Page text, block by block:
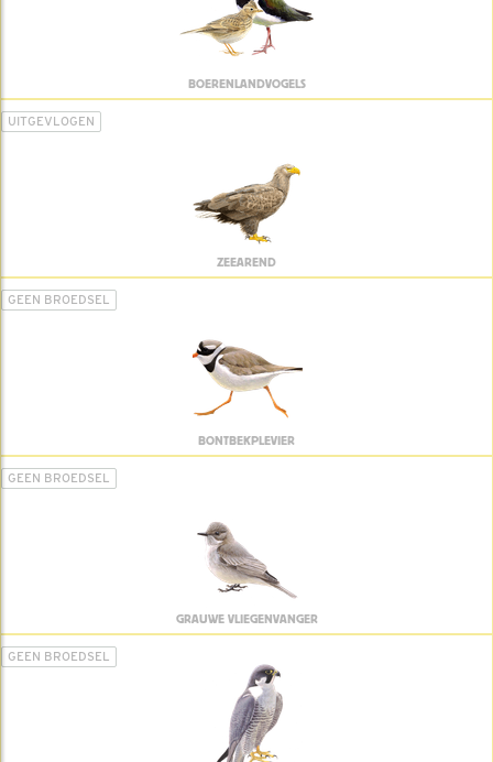
BOERENLANDVOGELS
UITGEVLOGEN
ZEEAREND
GEEN BROEDSEL
BONTBEKPLEVIER
GEEN BROEDSEL
GRAUWE VLIEGENVANGER
GEEN BROEDSEL